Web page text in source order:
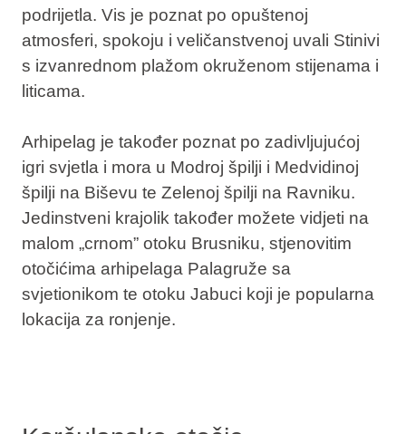
podrijetla. Vis je poznat po opuštenoj
atmosferi, spokoju i veličanstvenoj uvali Stinivi
s izvanrednom plažom okruženom stijenama i
liticama.
Arhipelag je također poznat po zadivljujućoj
igri svjetla i mora u Modroj špilji i Medvidinoj
špilji na Biševu te Zelenoj špilji na Ravniku.
Jedinstveni krajolik također možete vidjeti na
malom „crnom” otoku Brusniku, stjenovitim
otočićima arhipelaga Palagruže sa
svjetionikom te otoku Jabuci koji je popularna
lokacija za ronjenje.